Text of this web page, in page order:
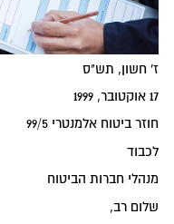
ז' חשון, תש"ס
17 אוקטובר, 1999
חוזר ביטוח אלמנטרי 99/5
לכבוד
מנהלי חברות הביטוח
שלום רב,